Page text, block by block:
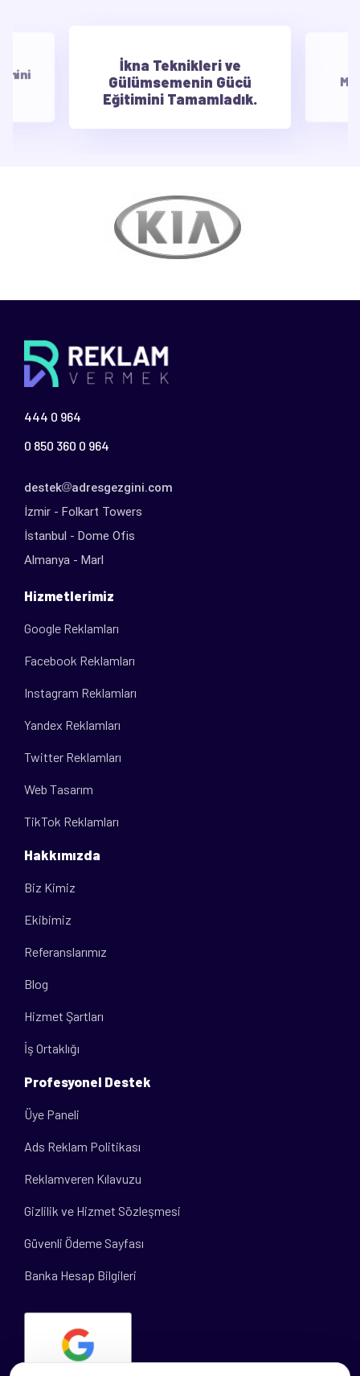
İkna Teknikleri ve
Gülümsemenin Gücü
Eğitimini Tamamladık.
444 0 964
0 850 360 0 964
destek
adresgezgini.com
İzmir - Folkart Towers
İstanbul - Dome Ofis
Almanya - Marl
Hizmetlerimiz
Google Reklamları
Facebook Reklamları
Instagram Reklamları
Yandex Reklamları
Twitter Reklamları
Web Tasarım
TikTok Reklamları
Hakkımızda
Biz Kimiz
Ekibimiz
Referanslarımız
Blog
Hizmet Şartları
İş Ortaklığı
Profesyonel Destek
Üye Paneli
Ads Reklam Politikası
Reklamveren Kılavuzu
Gizlilik ve Hizmet Sözleşmesi
Güvenli Ödeme Sayfası
Banka Hesap Bilgileri